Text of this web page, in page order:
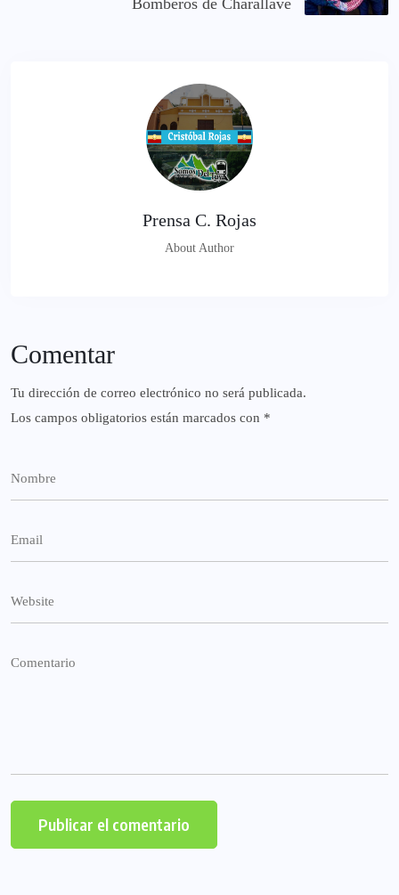
Prensa C. Rojas
About Author
Comentar
Tu dirección de correo electrónico no será publicada.
Los campos obligatorios están marcados con *